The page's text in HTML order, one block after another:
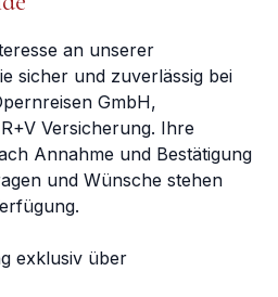
an unserer
sicher und zuverlässig bei
GmbH,
Versicherung. Ihre
Annahme und Bestätigung
und Wünsche stehen
exklusiv über